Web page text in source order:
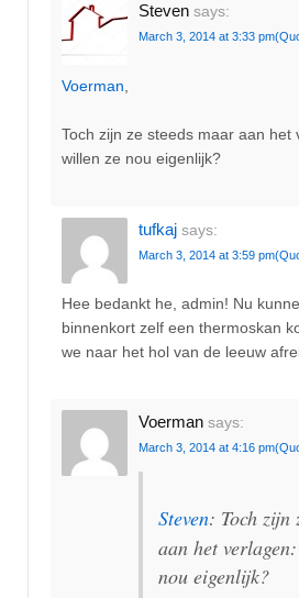
Steven says:
March 3, 2014 at 3:33 pm
Voerman
Toch zijn ze steeds maar aan het
willen ze nou eigenlijk?
tufkaj says:
March 3, 2014 at 3:59 pm
Hee bedankt he, admin! Nu
binnenkort zelf een thermoskan
we naar het hol van de leeuw
Voerman says:
March 3, 2014 at 4:16 pm
Steven: Toch zijn
aan het
nou eigenlijk?